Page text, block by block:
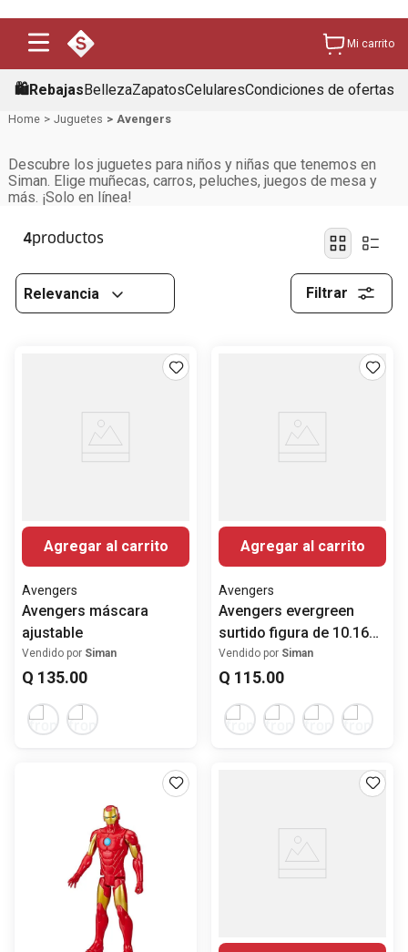
Mi carrito
🛍️RebajasBellezaZapatosCelularesCondiciones de ofertas
Juguetes Avengers
Descubre los juguetes para niños y niñas que tenemos en
Siman. Elige muñecas, carros, peluches, juegos de mesa y
más. ¡Solo en línea!
4
Relevancia Filtrar
Agregar al carrito
Avengers
Avengers máscara
ajustable
Vendido por Siman
Q 135.00
Agregar al carrito
Avengers
Avengers evergreen
surtido figura de 10.16
cm
Vendido por Siman
Q 115.00